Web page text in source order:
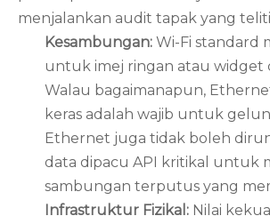
menjalankan audit tapak yang
Kesambungan: Wi-Fi standard
untuk imej ringan atau widget
Walau bagaimanapun,
keras adalah wajib untuk
Ethernet juga tidak boleh
data dipacu API kritikal untuk
sambungan terputus yang
Infrastruktur Fizikal: Nilai